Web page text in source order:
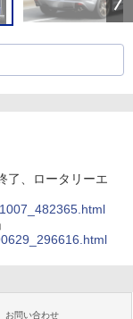
了、ロータリーエ
お問い合わせ